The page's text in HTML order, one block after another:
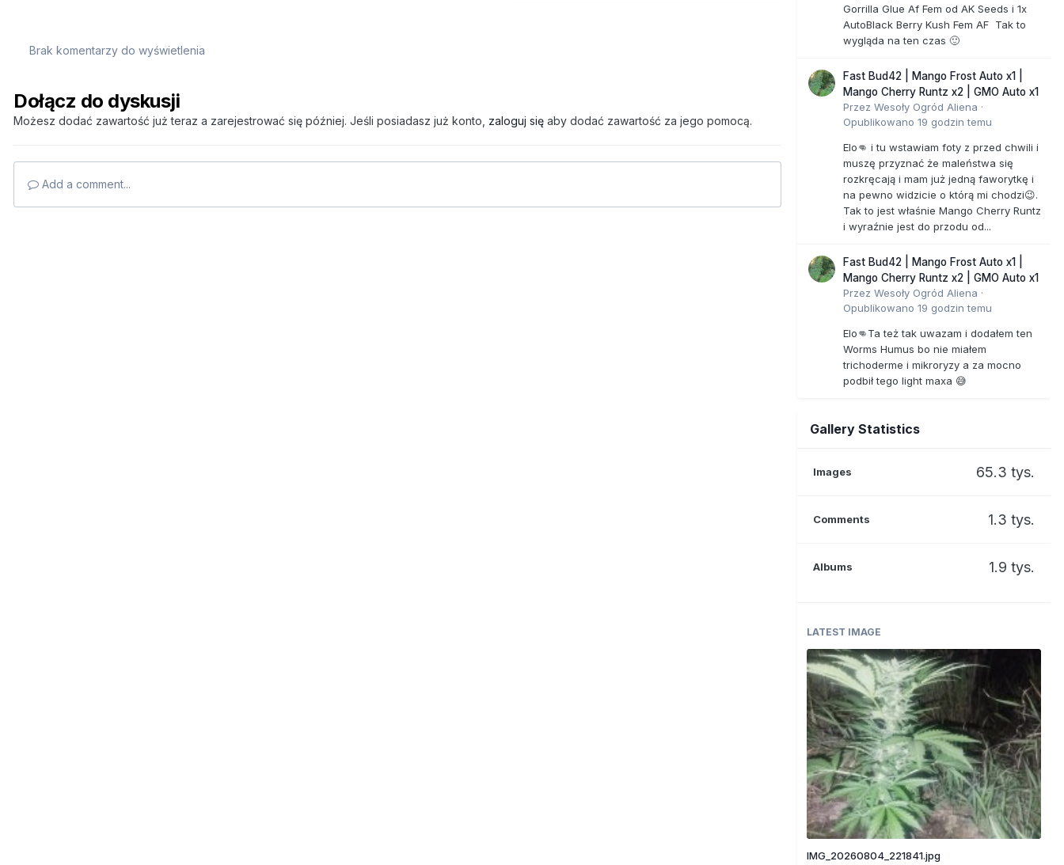
Brak komentarzy do wyświetlenia
Dołącz do dyskusji
Możesz dodać zawartość już teraz a zarejestrować się później. Jeśli posiadasz już konto, zaloguj się aby dodać zawartość za jego pomocą.
Add a comment...
Gorrilla Glue Af Fem od AK Seeds i 1x
AutoBlack Berry Kush Fem AF Tak to
wygląda na ten czas 🙂
Fast Bud42 | Mango Frost Auto x1 |
Mango Cherry Runtz x2 | GMO Auto x1
Przez Wesoły Ogród Aliena ·
Opublikowano 19 godzin temu
Elo👊 i tu wstawiam foty z przed chwili i
muszę przyznać że maleństwa się
rozkręcają i mam już jedną faworytkę i
na pewno widzicie o którą mi chodzi😉.
Tak to jest właśnie Mango Cherry Runtz
i wyraźnie jest do przodu od...
Fast Bud42 | Mango Frost Auto x1 |
Mango Cherry Runtz x2 | GMO Auto x1
Przez Wesoły Ogród Aliena ·
Opublikowano 19 godzin temu
Elo👊Ta też tak uwazam i dodałem ten
Worms Humus bo nie miałem
trichoderme i mikroryzy a za mocno
podbił tego light maxa 😅
Gallery Statistics
Images 65.3 tys.
Comments 1.3 tys.
Albums 1.9 tys.
LATEST IMAGE
IMG_20260804_221841.jpg